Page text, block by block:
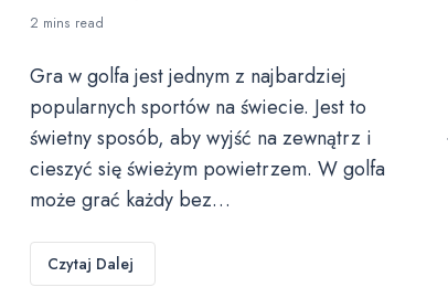
2 mins read
Gra w golfa jest jednym z najbardziej
popularnych sportów na świecie. Jest to
świetny sposób, aby wyjść na zewnątrz i
cieszyć się świeżym powietrzem. W golfa
może grać każdy bez…
Czytaj Dalej